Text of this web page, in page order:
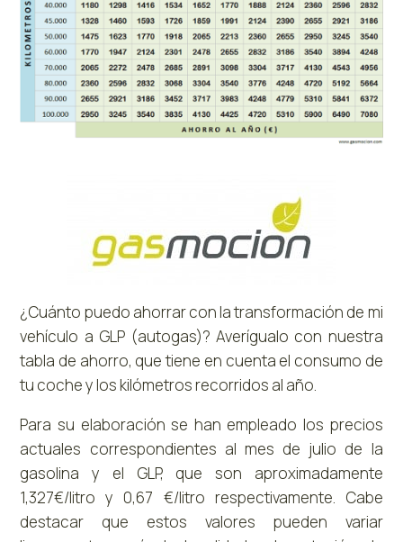
¿Cuánto puedo ahorrar con la transformación de mi
vehículo a GLP (autogas)? Averígualo con nuestra
tabla de ahorro, que tiene en cuenta el consumo de
tu coche y los kilómetros recorridos al año.
Para su elaboración se han empleado los precios
actuales correspondientes al mes de julio de la
gasolina y el GLP, que son aproximadamente
1,327€/litro y 0,67 €/litro respectivamente. Cabe
destacar que estos valores pueden variar